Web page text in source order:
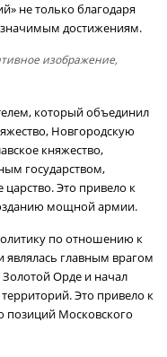
не только благодаря
значимым достижениям.
изображение,
который объединил
Новгородскую
княжество,
государством,
царство. Это привело к
мощной армии.
по отношению к
являлась главным врагом
Золотой Орде и начал
Это привело к
Московского